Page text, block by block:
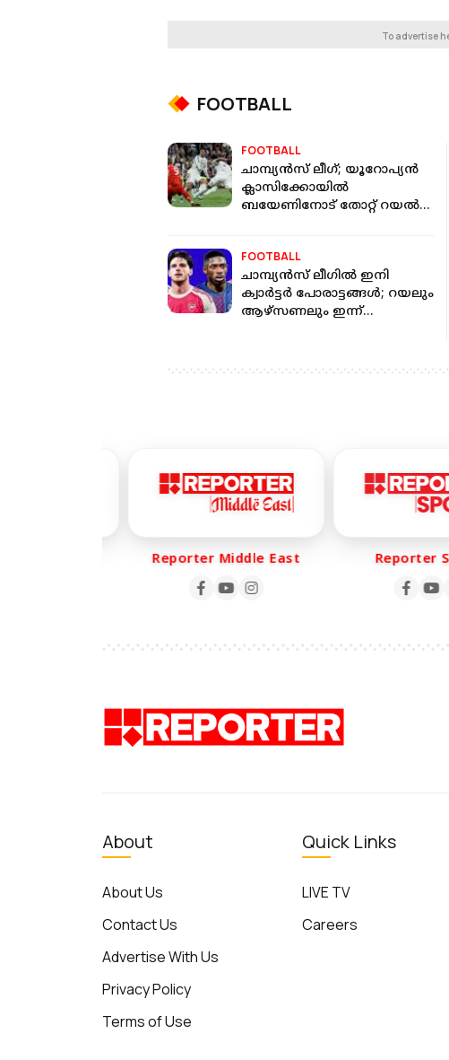
To advertise
FOOTBALL
FOOTBALL
ചാമ്പ്യൻസ് ലീഗ്; യൂറോപ്യൻ
ക്ലാസിക്കോയിൽ
ബയേണിനോട് തോറ്റ് റയൽ
FOOTBALL
ചാമ്പ്യൻസ് ലീ​ഗിൽ ഇനി
ക്വാർട്ടർ പോരാട്ടങ്ങൾ; റയലും
ആഴ്സണലും ഇന്ന്
Reporter Middle East Reporter
About
About Us
Contact Us
Advertise With Us
Privacy Policy
Terms of Use
Quick Links
LIVE TV
Careers